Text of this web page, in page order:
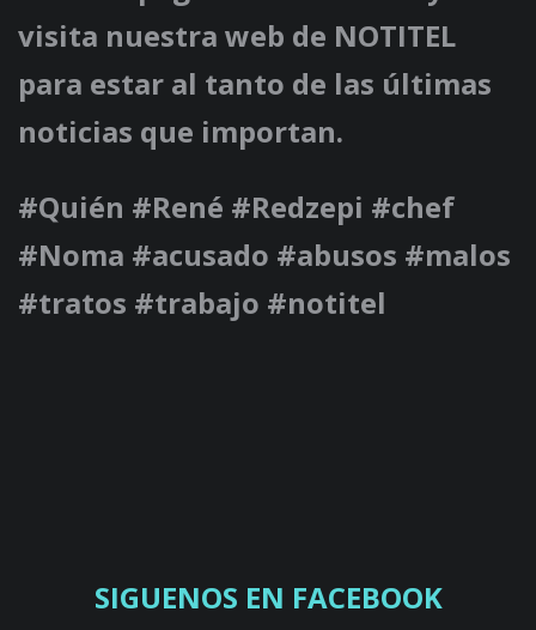
visita nuestra web de NOTITEL
para estar al tanto de las últimas
noticias que importan.
#Quién #René #Redzepi #chef
#Noma #acusado #abusos #malos
#tratos #trabajo #notitel
SIGUENOS EN FACEBOOK